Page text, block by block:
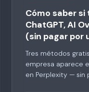
Cómo saber
ChatGPT, AI
(sin pagar por
Tres métodos
empresa aparece
en Perplexity — sin